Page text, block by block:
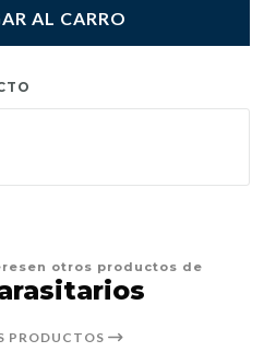
AL CARRO
otros productos de
PRODUCTOS